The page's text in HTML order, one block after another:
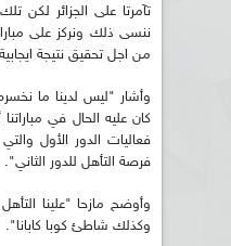
تآمرتا على الجزائر لكن
ننسى ذلك ونركز على
من اجل تحقيق نتيجة
وأشار "ليس لدينا ما
كان عليه الحال في
فعاليات الدور الأول
فرصة التأهل للدور الثاني".
وأوضح مازحا "علينا
وكذلك شاطئ كوبا كابانا".